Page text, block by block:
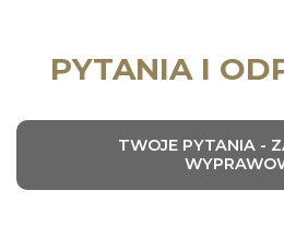
PYTANIA I
TWOJE PYTANIA -